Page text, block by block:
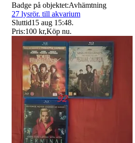
Badge på objektet:Avhämtning
27 lysrör. till akvarium
Sluttid15 aug 15:48.
Pris:100 kr,Köp nu.